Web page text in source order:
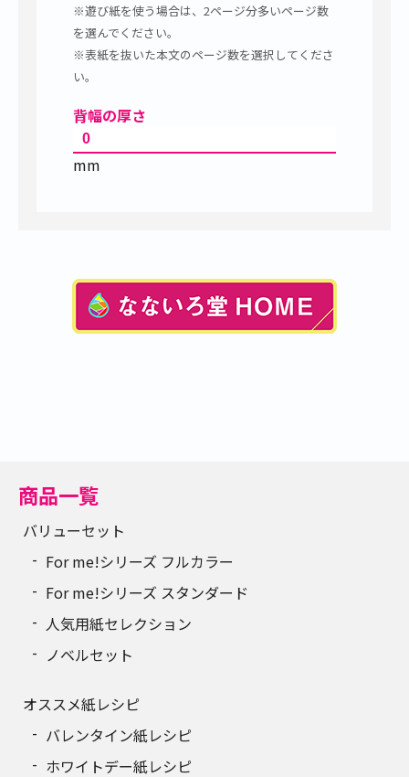
※遊び紙を使う場合は、2ページ分多いページ数
を選んでください。
※表紙を抜いた本文のページ数を選択してくださ
い。
背幅の厚さ
mm
商品一覧
バリューセット
For me!シリーズ フルカラー
For me!シリーズ スタンダード
人気用紙セレクション
ノベルセット
オススメ紙レシピ
バレンタイン紙レシピ
ホワイトデー紙レシピ